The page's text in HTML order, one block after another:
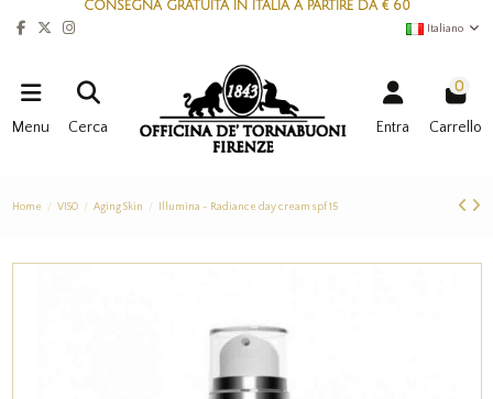
CONSEGNA GRATUITA IN ITALIA A PARTIRE DA € 60
Italiano
Menu Cerca Entra
0
Carrello
Home VISO Aging Skin Illumina - Radiance day cream spf 15